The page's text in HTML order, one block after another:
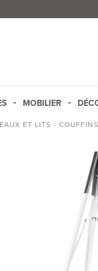
MOBILIER
ET LITS -